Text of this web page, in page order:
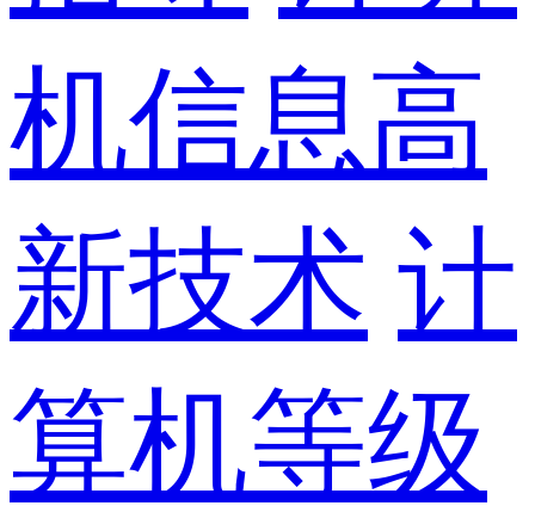
机信息高
新技术 计
算机等级